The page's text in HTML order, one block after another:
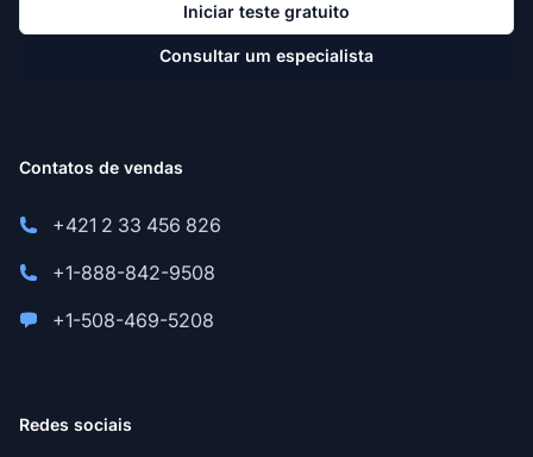
Iniciar teste gratuito
Consultar um especialista
Contatos de vendas
+421 2 33 456 826
+1-888-842-9508
+1-508-469-5208
Redes sociais